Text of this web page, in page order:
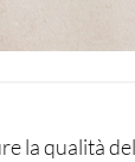
la qualità